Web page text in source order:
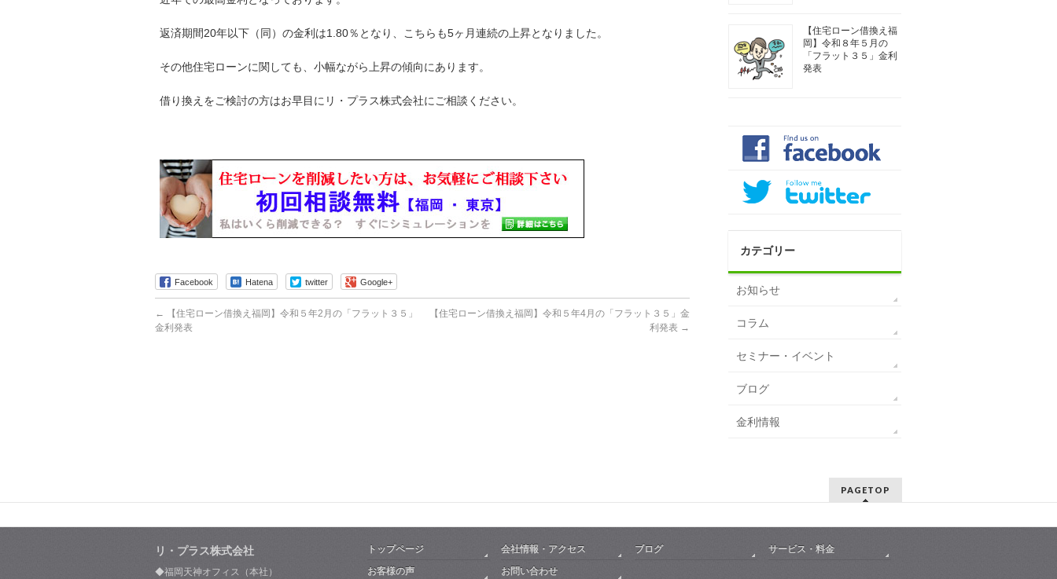
返済期間20年以下（同）の金利は1.80％となり、こちらも5ヶ月連続の上昇となりました。
その他住宅ローンに関しても、小幅ながら上昇の傾向にあります。
借り換えをご検討の方はお早目にリ・プラス株式会社にご相談ください。
Facebook Hatena twitter Google+
←
【住宅ローン借換え福岡】令和５年2月の「フラット３５」
金利発表
【住宅ローン借換え福岡】令和５年4月の「フラット３５」金
利発表 →
【住宅ローン借換え福
岡】令和８年５月の
「フラット３５」金利
発表
カテゴリー
お知らせ
コラム
セミナー・イベント
ブログ
金利情報
PAGETOP
リ・プラス株式会社
◆福岡天神オフィス（本社）
トップページ 会社情報・アクセス ブログ
サービス・料金
お客様の声
お問い合わせ